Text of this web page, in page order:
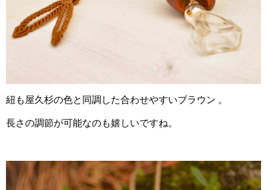
紐も屋久杉の色と同調した合わせやすいブラウン 。
長さの調節が可能なのも嬉しいですね。